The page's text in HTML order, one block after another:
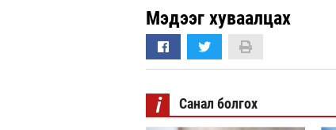
Мэдээг хуваалцах
i Санал болгох